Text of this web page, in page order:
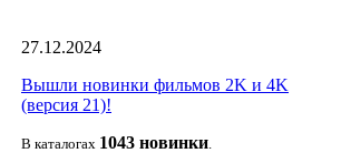
27.12.2024
Вышли новинки фильмов 2K и 4K
(версия 21)!
В каталогах 1043 новинки.